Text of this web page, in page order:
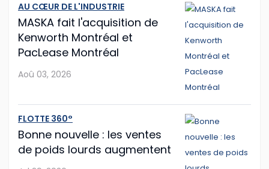
modifications logicielles à leurs moteurs diesel afin que
les routiers puissent continuer à rouler plus longtemps
après que les capteurs du camion o...
Le constructeur américain Mack Trucks franchit une
nouvelle étape vers la simplification de la
maintenance de flotte avec sa nouvelle fonction Lock
AU CŒUR DE L'INDUSTRIE
MASKA fait l'acquisition de
Kenworth Montréal et
PacLease Montréal
Aoû 03, 2026
FLOTTE 360°
Bonne nouvelle : les ventes
de poids lourds augmentent